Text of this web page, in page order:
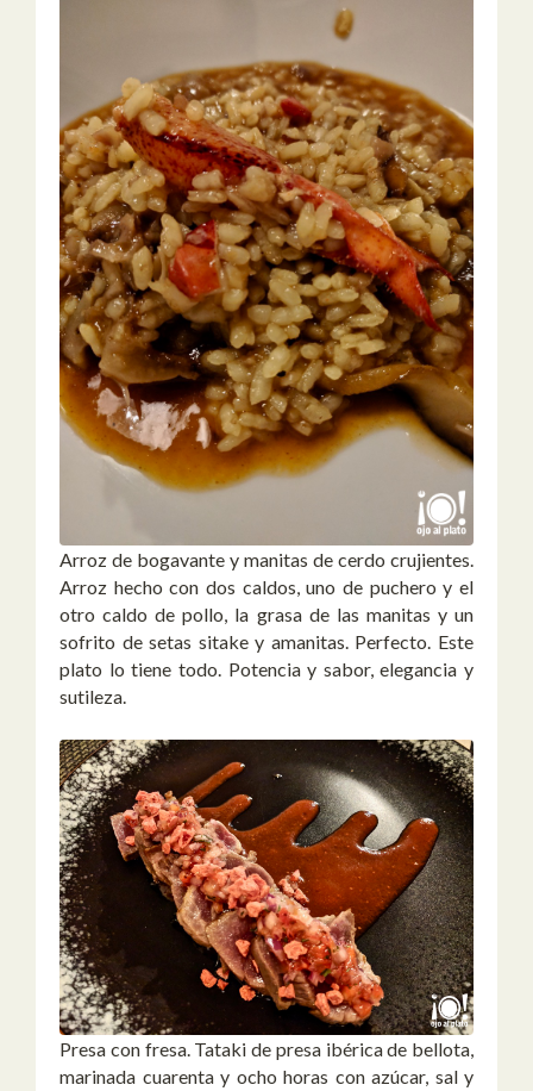
Arroz de bogavante y manitas de cerdo crujientes.
Arroz hecho con dos caldos, uno de puchero y el
otro caldo de pollo, la grasa de las manitas y un
sofrito de setas sitake y amanitas. Perfecto. Este
plato lo tiene todo. Potencia y sabor, elegancia y
sutileza.
Presa con fresa. Tataki de presa ibérica de bellota,
marinada cuarenta y ocho horas con azúcar, sal y